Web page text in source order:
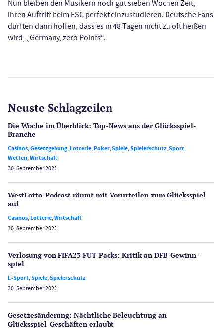
Nun bleiben den Musikern noch gut sieben Wochen Zeit,
ihren Auftritt beim ESC perfekt einzustudieren. Deutsche Fans
dürften dann hoffen, dass es in 48 Tagen nicht zu oft heißen
wird, „Germany, zero Points“.
Neuste Schlagzeilen
Die Woche im Überblick: Top-News aus der Glücksspiel-
Branche
Casinos,Gesetzgebung,Lotterie,Poker,Spiele,Spielerschutz,Sport,
Wetten,Wirtschaft
30. September 2022
WestLotto-Podcast räumt mit Vorurteilen zum Glücksspiel
auf
Casinos,Lotterie,Wirtschaft
30. September 2022
Verlosung von FIFA23 FUT-Packs: Kritik an DFB-Gewinn­
spiel
E-Sport,Spiele,Spielerschutz
30. September 2022
Gesetzes­änderung: Nächtliche Beleuch­tung an
Glücksspiel-Geschäften erlaubt